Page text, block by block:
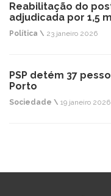
Reabilitação do
adjudicada por 1,5
Política \ 23 janeiro 2026
PSP detém 37
Porto
Sociedade \ 19 janeiro 2026